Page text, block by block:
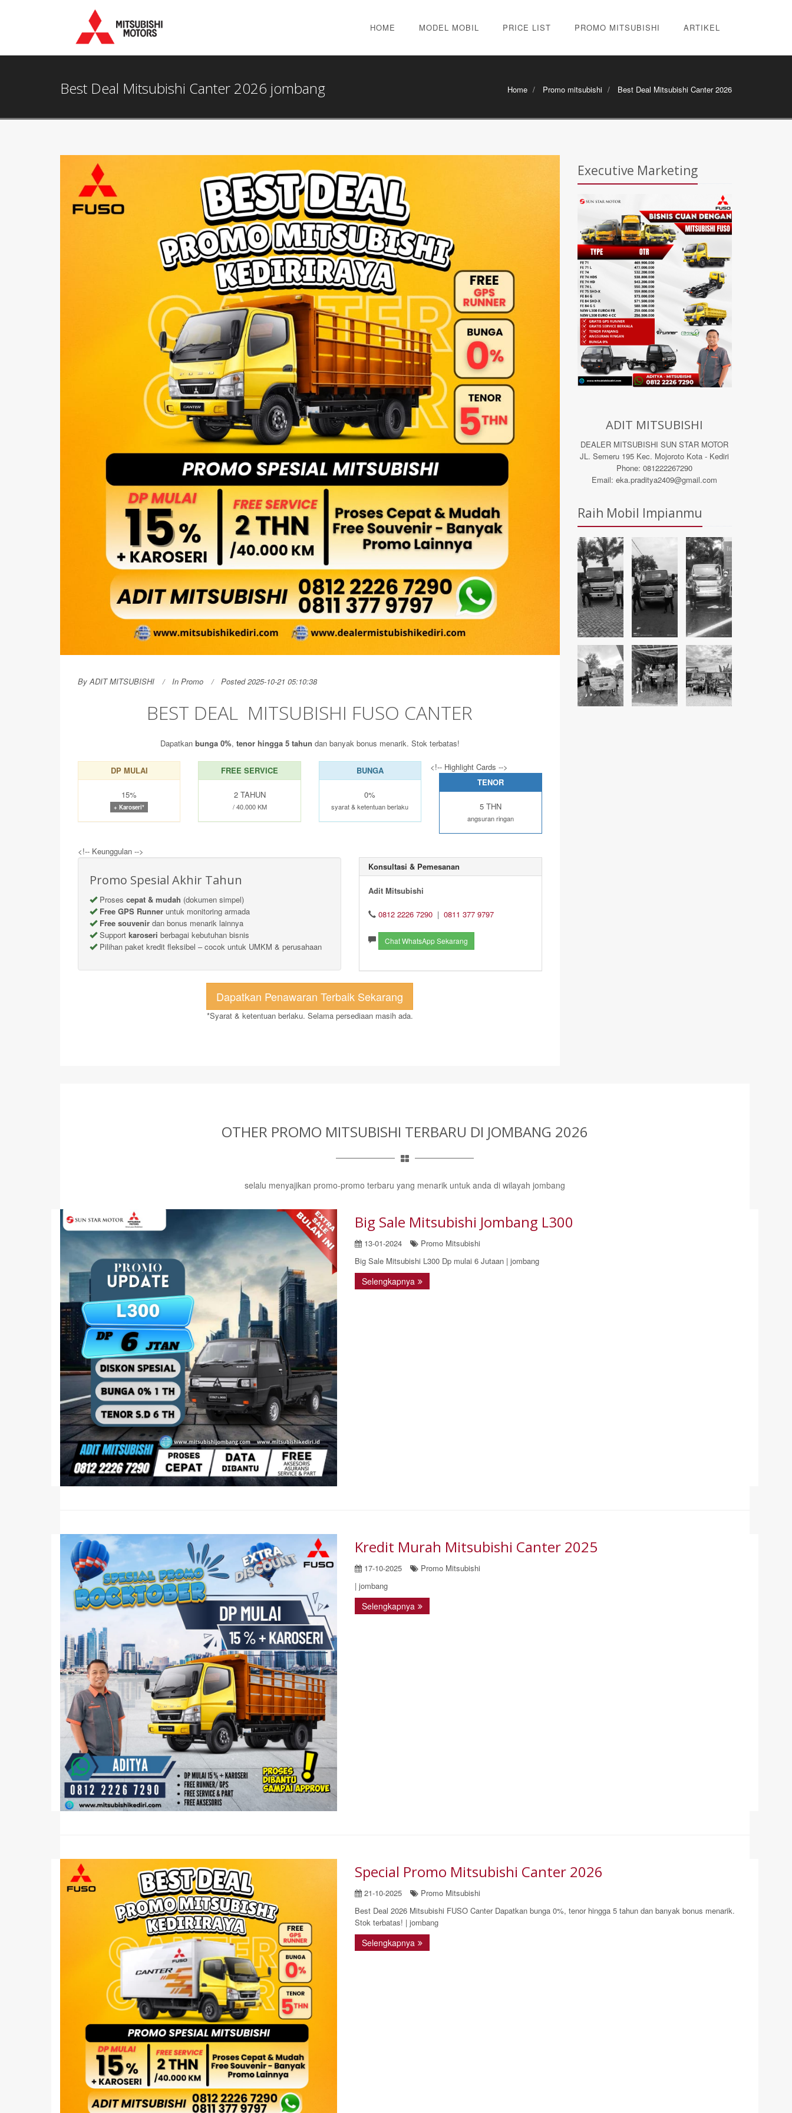
HOME MODEL MOBIL PRICE LIST PROMO MITSUBISHI ARTIKEL
Best Deal Mitsubishi Canter 2026 jombang Home Promo mitsubishi Best Deal Mitsubishi Canter 2026
By ADIT MITSUBISHI In Promo Posted 2025-10-21 05:10:38
BEST DEAL MITSUBISHI FUSO CANTER
Dapatkan bunga 0%, tenor hingga 5 tahun dan banyak bonus menarik. Stok terbatas!
<!-- Highlight Cards -->
DP MULAI
15%
+ Karoseri*
FREE SERVICE
2 TAHUN
/ 40.000 KM
BUNGA
0%
syarat & ketentuan berlaku
TENOR
5 THN
angsuran ringan
<!-- Keunggulan -->
Promo Spesial Akhir Tahun
Proses cepat & mudah (dokumen simpel)
Free GPS Runner untuk monitoring armada
Free souvenir dan bonus menarik lainnya
Support karoseri berbagai kebutuhan bisnis
Pilihan paket kredit fleksibel – cocok untuk UMKM & perusahaan
Konsultasi & Pemesanan
Adit Mitsubishi
0812 2226 7290| 0811 377 9797
Chat WhatsApp Sekarang
Dapatkan Penawaran Terbaik Sekarang
*Syarat & ketentuan berlaku. Selama persediaan masih ada.
OTHER PROMO MITSUBISHI TERBARU DI JOMBANG 2026
selalu menyajikan promo-promo terbaru yang menarik untuk anda di wilayah jombang
Big Sale Mitsubishi Jombang L300
13-01-2024
Promo Mitsubishi
Big Sale Mitsubishi L300 Dp mulai 6 Jutaan | jombang
Selengkapnya
Kredit Murah Mitsubishi Canter 2025
17-10-2025
Promo Mitsubishi
| jombang
Selengkapnya
Special Promo Mitsubishi Canter 2026
21-10-2025
Promo Mitsubishi
Best Deal 2026 Mitsubishi FUSO Canter Dapatkan bunga 0%, tenor hingga 5 tahun dan banyak bonus menarik.
Stok terbatas! | jombang
Selengkapnya
Executive Marketing
ADIT MITSUBISHI
DEALER MITSUBISHI SUN STAR MOTOR
JL. Semeru 195 Kec. Mojoroto Kota - Kediri
Phone: 081222267290
Email: eka.praditya2409@gmail.com
Raih Mobil Impianmu